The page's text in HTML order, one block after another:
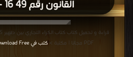
القانون رقم 49 16 - 1 PDF
PDF مجانا | مكتبة >
كتب في Download Free